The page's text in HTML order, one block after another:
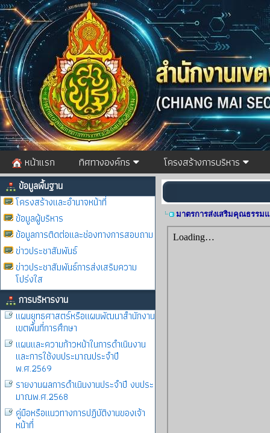
หน้าแรก ทิศทางองค์กร โครงสร้างการบริหาร
ข้อมูลพื้นฐาน
โครงสร้างและอำนาจหน้าที่
ข้อมูลผู้บริหาร
ข้อมูลการติดต่อและช่องทางการสอบถาม
ข่าวประชาสัมพันธ์
ข่าวประชาสัมพันธ์การส่งเสริมความ
โปร่งใส
การบริหารงาน
แผนยุทธศาสตร์หรือแผนพัฒนาสำนักงาน
เขตพื้นที่การศึกษา
แผนและความก้าวหน้าในการดำเนินงาน
และการใช้งบประมาณประจำปี
พ.ศ.2569
รายงานผลการดำเนินงานประจำปี งบประ
มาณพ.ศ.2568
คู่มือหรือแนวทางการปฏิบัติงานของเจ้า
หน้าที่
มาตรการส่งเสริมคุณธรรม